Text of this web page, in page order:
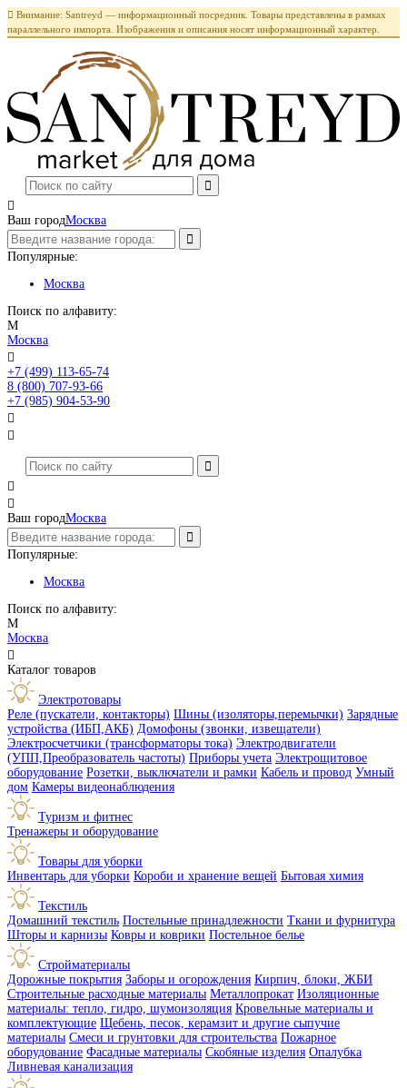
 Внимание: Santreyd — информационный посредник. Товары представлены в рамках
параллельного импорта. Изображения и описания носят информационный характер.

Ваш городМосква
Популярные:
Москва
Поиск по алфавиту:
М
Москва

+7 (499) 113-65-74
8 (800) 707-93-66
+7 (985) 904-53-90




Ваш городМосква
Популярные:
Москва
Поиск по алфавиту:
М
Москва

Каталог товаров
Электротовары
Реле (пускатели, контакторы) Шины (изоляторы,перемычки) Зарядные
устройства (ИБП,АКБ) Домофоны (звонки, извещатели)
Электросчетчики (трансформаторы тока) Электродвигатели
(УПП,Преобразователь частоты) Приборы учета Электрощитовое
оборудование Розетки, выключатели и рамки Кабель и провод Умный
дом Камеры видеонаблюдения
Туризм и фитнес
Тренажеры и оборудование
Товары для уборки
Инвентарь для уборки Короби и хранение вещей Бытовая химия
Текстиль
Домашний текстиль Постельные принадлежности Ткани и фурнитура
Шторы и карнизы Ковры и коврики Постельное белье
Стройматериалы
Дорожные покрытия Заборы и огорождения Кирпич, блоки, ЖБИ
Строительные расходные материалы Металлопрокат Изоляционные
материалы: тепло, гидро, шумоизоляция Кровельные материалы и
комплектующие Щебень, песок, керамзит и другие сыпучие
материалы Смеси и грунтовки для строительства Пожарное
оборудование Фасадные материалы Скобяные изделия Опалубка
Ливневая канализация